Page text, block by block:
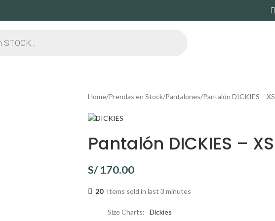
Home Prendas en Stock Pantalones Pantalón DICKIES – XS
Pantalón DICKIES – XS
S/170.00
20 Items sold in last 3 minutes
Size Charts Dickies